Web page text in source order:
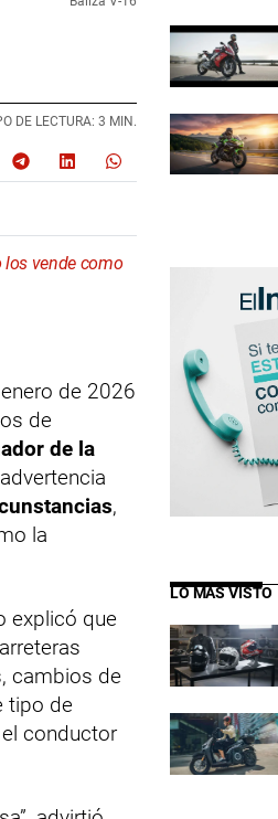
DE LECTURA: 3 MIN.
los vende como
de 2026
de
de la
,
la
explicó que
cambios de
tipo de
conductor
LO MÁS VISTO